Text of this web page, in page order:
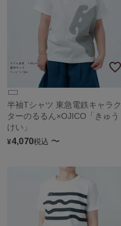
半袖Tシャツ 東急電鉄キャラク
ターのるるん×OJICO「きゅう
けい」
¥4,070税込 〜